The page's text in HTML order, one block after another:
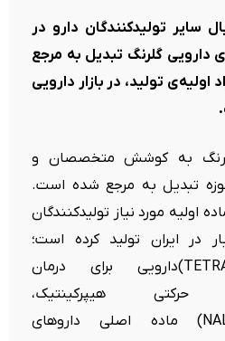
سایر تولیدکنندگان دارو در
دارویی گلرنگ تبدیل به مرجع
تولید، در بازار دارویی
گلرنگ به کوشش متخصصان و
تبدیل به مرجع شده است.
اولیه مورد نیاز تولیدکنندگان
در ایران تولید کرده است؛
«تترابنازین»(TETRABENAZINE)دارویی برای درمان
حرکتی هیپرکینتیک،
«نالتروکسان»(NALTREXONE) ماده اصلی داروهای